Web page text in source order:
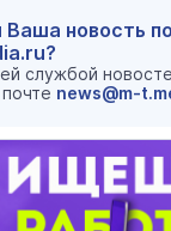
новость
службой
почте news@m-